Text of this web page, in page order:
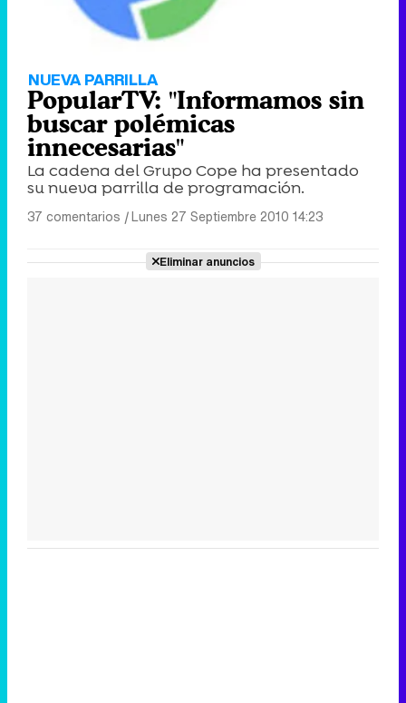
NUEVA PARRILLA
PopularTV: "Informamos sin
buscar polémicas
innecesarias"
La cadena del Grupo Cope ha presentado
su nueva parrilla de programación.
37 comentarios |Lunes 27 Septiembre 2010 14:23
Eliminar anuncios